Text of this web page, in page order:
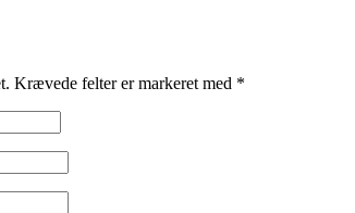
Krævede felter er markeret med *